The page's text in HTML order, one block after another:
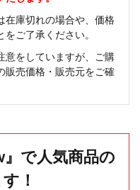
在庫切れの場合や、価格
ご了承ください。
意をしていますが、ご購
販売価格・販売元をご確
で人気商品の
！